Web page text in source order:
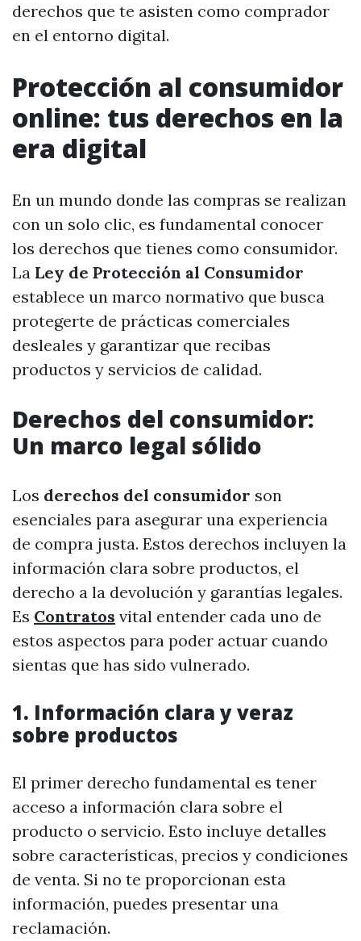
derechos que te asisten como comprador
en el entorno digital.
Protección al consumidor
online: tus derechos en la
era digital
En un mundo donde las compras se realizan
con un solo clic, es fundamental conocer
los derechos que tienes como consumidor.
La Ley de Protección al Consumidor
establece un marco normativo que busca
protegerte de prácticas comerciales
desleales y garantizar que recibas
productos y servicios de calidad.
Derechos del consumidor:
Un marco legal sólido
Los derechos del consumidor son
esenciales para asegurar una experiencia
de compra justa. Estos derechos incluyen la
información clara sobre productos, el
derecho a la devolución y garantías legales.
Es Contratos vital entender cada uno de
estos aspectos para poder actuar cuando
sientas que has sido vulnerado.
1. Información clara y veraz
sobre productos
El primer derecho fundamental es tener
acceso a información clara sobre el
producto o servicio. Esto incluye detalles
sobre características, precios y condiciones
de venta. Si no te proporcionan esta
información, puedes presentar una
reclamación.